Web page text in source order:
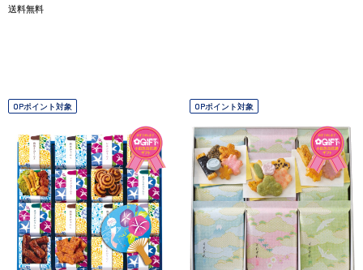
送料無料
OPポイント対象 OPポイント対象